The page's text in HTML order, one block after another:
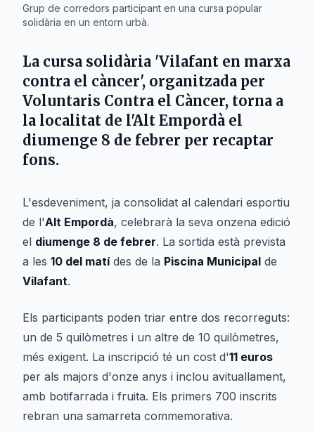
Grup de corredors participant en una cursa popular
solidària en un entorn urbà.
La cursa solidària 'Vilafant en marxa
contra el càncer', organitzada per
Voluntaris Contra el Càncer, torna a
la localitat de l'Alt Empordà el
diumenge 8 de febrer per recaptar
fons.
L'esdeveniment, ja consolidat al calendari esportiu
de l'Alt Empordà, celebrarà la seva onzena edició
el diumenge 8 de febrer. La sortida està prevista
a les 10 del matídes de la Piscina Municipal de
Vilafant.
Els participants poden triar entre dos recorreguts:
un de 5 quilòmetres i un altre de 10 quilòmetres,
més exigent. La inscripció té un cost d'11 euros
per als majors d'onze anys i inclou avituallament,
amb botifarrada i fruita. Els primers 700 inscrits
rebran una samarreta commemorativa.